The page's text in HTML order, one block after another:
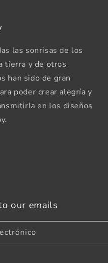
las sonrisas de los
tierra y de otros
han sido de gran
poder crear alegría y
en los diseños
our emails